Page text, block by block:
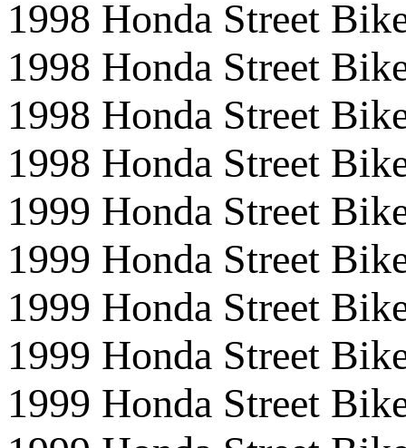
1998 Honda Street
1998 Honda Street
1998 Honda Street
1998 Honda Street
1999 Honda Street
1999 Honda Street
1999 Honda Street
1999 Honda Street
1999 Honda Street